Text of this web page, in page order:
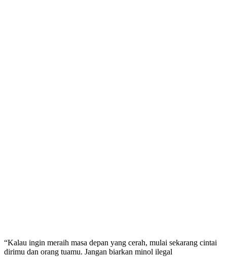
“Kalau ingin meraih masa depan yang cerah, mulai sekarang cintai
dirimu dan orang tuamu. Jangan biarkan minol ilegal